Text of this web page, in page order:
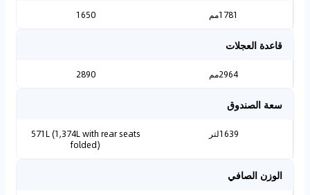
1781مم 1650
قاعدة العجلات
2964مم 2890
سعة الصندوق
1639لتر
571L (1,374L with rear seats
folded)
الوزن الصافي